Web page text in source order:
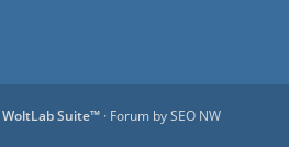
WoltLab Suite™· Forum bySEO NW